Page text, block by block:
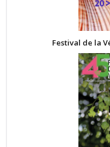
Festival de la